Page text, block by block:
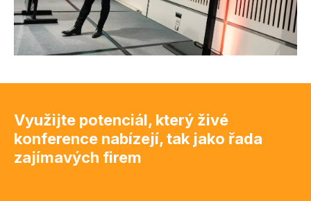
Využijte potenciál, který živé
konference nabízejí, tak jako řada
zajímavých firem